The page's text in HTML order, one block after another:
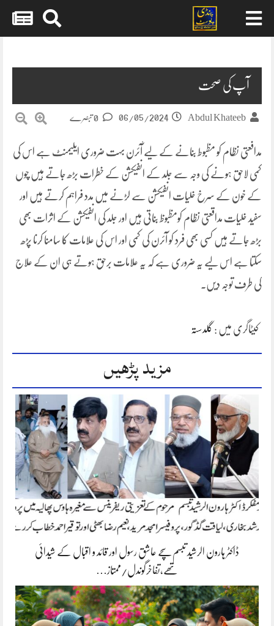
آپ کی صحت
Abdul Khateeb
06/05/2024
مدافعتی نظام کو مظبوط بنانے کے لیے آْئرن بہت ضروری ایلیمنٹ ہے اس کی
کمی لاحق ہونے کی وجہ سے جلد کے انفیکشن کے خطرات بڑھ جاتے ہیں چوں
کے خون کے سرخ خلیات انفیکشن سے لڑنے میں مدد فراہم کرتے ہیں اور
سفید خلیات مداقعتی نظام کومظبوظ بناتی ہیں اور جلد کی انفیکشن کے اثرات بھی
بڑھ جاتے ہیں کسی بھی فرد کو آئرن کی کمی اور اس کی علامات کا سامنا کرنا پڑھ
سکتا ہے اس لیے یہ ضروری ہے کہ یہ علامات برحق ہوتے ہی ان کے علاج
کی طرف توجہ دیں۔
کیٹاگری میں : گلدستہ
مزید پڑھیں
ڈاکٹر ہارون الرشید تبسم سچے عاشق رسول اور قائد و اقبال کے شیدائی
تھے،تفاخرگوندل/ممتاز…